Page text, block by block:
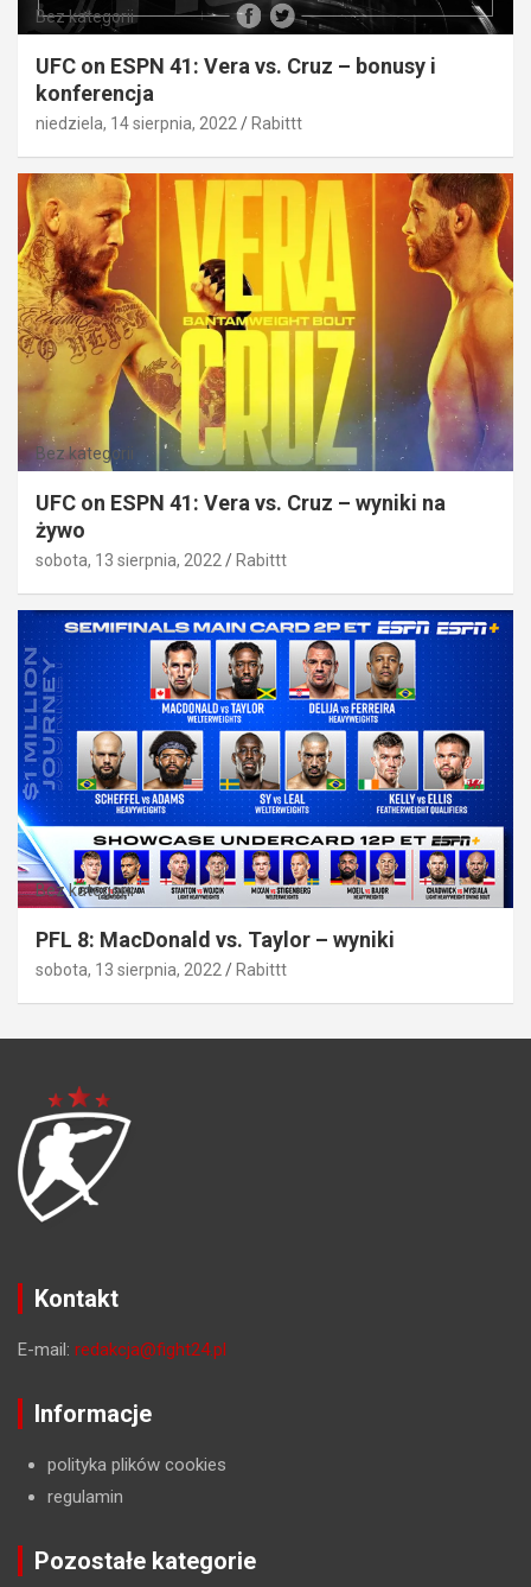
Bez kategorii
UFC on ESPN 41: Vera vs. Cruz – bonusy i
konferencja
niedziela, 14 sierpnia, 2022 Rabittt
Bez kategorii
UFC on ESPN 41: Vera vs. Cruz – wyniki na
żywo
sobota, 13 sierpnia, 2022 Rabittt
Bez kategorii
PFL 8: MacDonald vs. Taylor – wyniki
sobota, 13 sierpnia, 2022 Rabittt
Kontakt
E-mail: redakcja@fight24.pl
Informacje
polityka plików cookies
regulamin
Pozostałe kategorie